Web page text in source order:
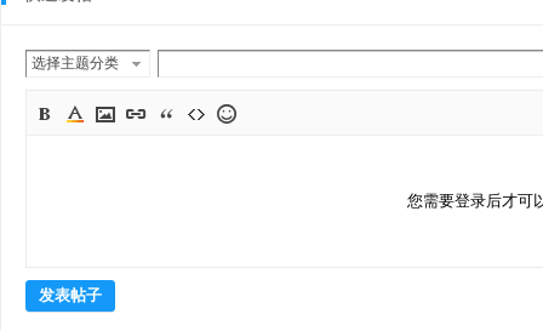
选择主题分类
您需要登录后才可
发表帖子